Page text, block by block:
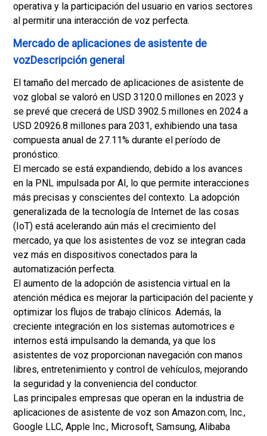
operativa y la participación del usuario en varios sectores
al permitir una interacción de voz perfecta.
Mercado de aplicaciones de asistente de
vozDescripción general
El tamaño del mercado de aplicaciones de asistente de
voz global se valoró en USD 3120.0 millones en 2023 y
se prevé que crecerá de USD 3902.5 millones en 2024 a
USD 20926.8 millones para 2031, exhibiendo una tasa
compuesta anual de 27.11% durante el período de
pronóstico.
El mercado se está expandiendo, debido a los avances
en la PNL impulsada por AI, lo que permite interacciones
más precisas y conscientes del contexto. La adopción
generalizada de la tecnología de Internet de las cosas
(IoT) está acelerando aún más el crecimiento del
mercado, ya que los asistentes de voz se integran cada
vez más en dispositivos conectados para la
automatización perfecta.
El aumento de la adopción de asistencia virtual en la
atención médica es mejorar la participación del paciente y
optimizar los flujos de trabajo clínicos. Además, la
creciente integración en los sistemas automotrices e
internos está impulsando la demanda, ya que los
asistentes de voz proporcionan navegación con manos
libres, entretenimiento y control de vehículos, mejorando
la seguridad y la conveniencia del conductor.
Las principales empresas que operan en la industria de
aplicaciones de asistente de voz son Amazon.com, Inc.,
Google LLC, Apple Inc., Microsoft, Samsung, Alibaba